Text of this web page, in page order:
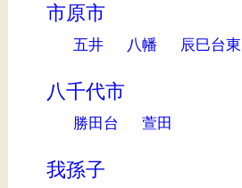
市原市
五井 八幡 辰巳台東
八千代市
勝田台 萱田
我孫子